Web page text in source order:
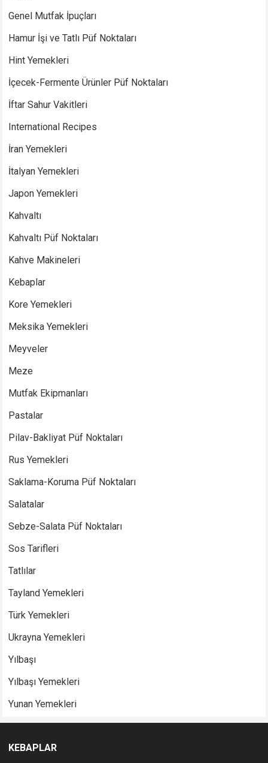
Genel Mutfak İpuçları
Hamur İşi ve Tatlı Püf Noktaları
Hint Yemekleri
İçecek-Fermente Ürünler Püf Noktaları
İftar Sahur Vakitleri
International Recipes
İran Yemekleri
İtalyan Yemekleri
Japon Yemekleri
Kahvaltı
Kahvaltı Püf Noktaları
Kahve Makineleri
Kebaplar
Kore Yemekleri
Meksika Yemekleri
Meyveler
Meze
Mutfak Ekipmanları
Pastalar
Pilav-Bakliyat Püf Noktaları
Rus Yemekleri
Saklama-Koruma Püf Noktaları
Salatalar
Sebze-Salata Püf Noktaları
Sos Tarifleri
Tatlılar
Tayland Yemekleri
Türk Yemekleri
Ukrayna Yemekleri
Yılbaşı
Yılbaşı Yemekleri
Yunan Yemekleri
KEBAPLAR